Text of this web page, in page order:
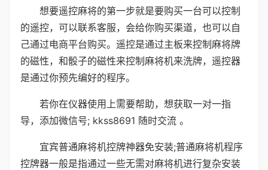
想要遥控麻将的第一步就是要购买一台可以控制
的遥控，可以联系客服，会给你购买渠道，也可以自
己通过电商平台购买。遥控是通过主板来控制麻将牌
的磁性，和骰子的磁性来控制麻将机来洗牌，遥控器
是通过你预先编好的程序。
若你在仪器使用上需要帮助，想获取一对一指
导，添加微信号; kkss8691 随时交流 。
宜宾普通麻将机控牌神器免安装;普通麻将机程序
控牌器一般是指通过一些无需对麻将机进行复杂安装